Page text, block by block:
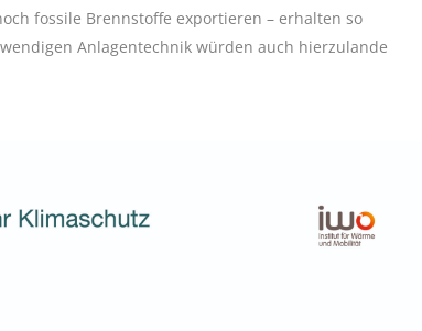
fossile Brennstoffe exportieren – erhalten so
Anlagentechnik würden auch hierzulande